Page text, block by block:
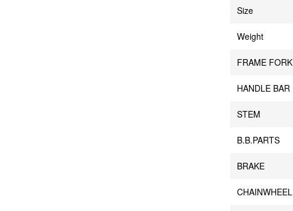
Size
Weight
FRAME FORK
HANDLE BAR
STEM
B.B.PARTS
BRAKE
CHAINWHEEL